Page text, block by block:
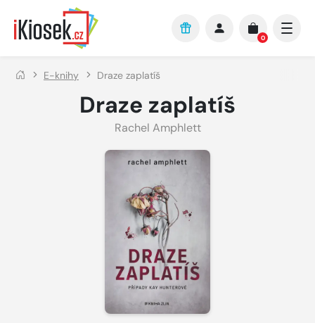
Přejít na hlavní obsah
0
E-knihy Draze zaplatíš
Draze zaplatíš
Rachel Amphlett